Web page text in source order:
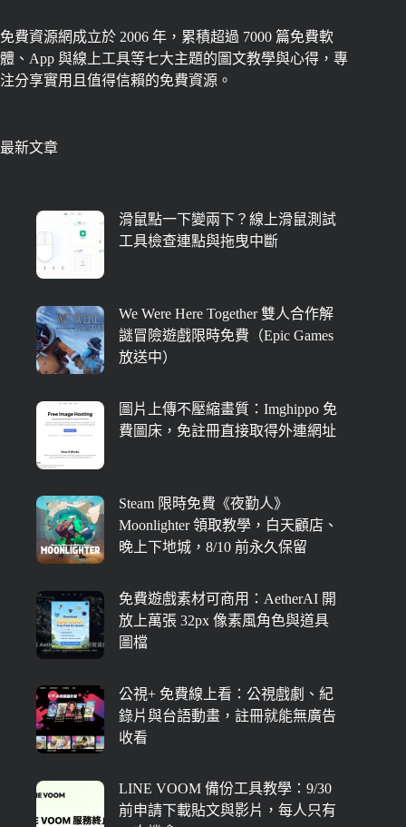
免費資源網成立於 2006 年，累積超過 7000 篇免費軟
體、App 與線上工具等七大主題的圖文教學與心得，專
注分享實用且值得信賴的免費資源。
最新文章
滑鼠點一下變兩下？線上滑鼠測試
工具檢查連點與拖曳中斷
We Were Here Together 雙人合作解
謎冒險遊戲限時免費（Epic Games
放送中）
圖片上傳不壓縮畫質：Imghippo 免
費圖床，免註冊直接取得外連網址
Steam 限時免費《夜勤人》
Moonlighter 領取教學，白天顧店、
晚上下地城，8/10 前永久保留
免費遊戲素材可商用：AetherAI 開
放上萬張 32px 像素風角色與道具
圖檔
公視+ 免費線上看：公視戲劇、紀
錄片與台語動畫，註冊就能無廣告
收看
LINE VOOM 備份工具教學：9/30
前申請下載貼文與影片，每人只有